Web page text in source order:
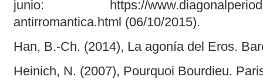
junio: https://
antirromantica.html (06/10/2015).
Han, B.-Ch. (2014), La agonía del Eros.
Heinich, N. (2007), Pourquoi Bourdieu.